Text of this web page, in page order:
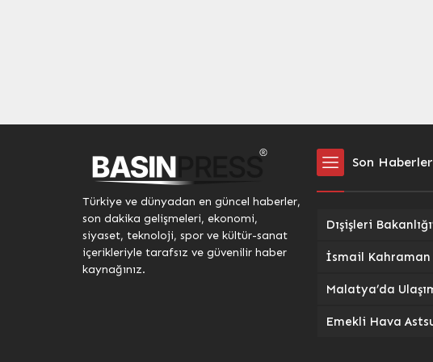
Türkiye ve dünyadan en güncel haberler,
son dakika gelişmeleri, ekonomi,
siyaset, teknoloji, spor ve kültür-sanat
içerikleriyle tarafsız ve güvenilir haber
kaynağınız.
Son Haberler